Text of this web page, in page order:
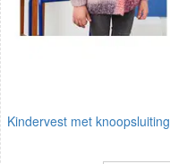
Kindervest met knoopsluiting